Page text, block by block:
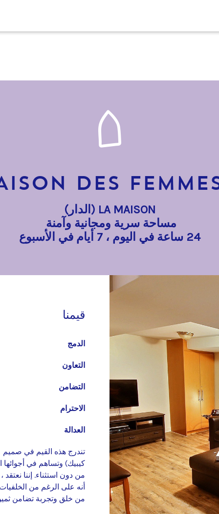
24 ساعة في اليوم ، 7 أيام في الأسبوع
قيمنا
الدمج
التعاون
التضامن
الاحترام
العدالة
كيبيك) وتساهم في أجوائها
من دون استثناء. إننا
أنه على الرغم من
من خلق وتجربة تضامن